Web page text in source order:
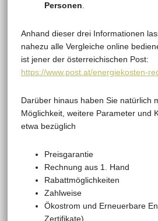
Personen
Anhand dieser drei Informationen
nahezu alle Vergleiche online
ist jener der österreichischen Post:
https://www.post.at/energiekosten-
Darüber hinaus haben Sie natürlich
Möglichkeit, weitere Parameter und
etwa bezüglich
Preisgarantie
Rechnung aus 1. Hand
Rabattmöglichkeiten
Zahlweise
Ökostrom und Erneuerbare
Zertifikate)